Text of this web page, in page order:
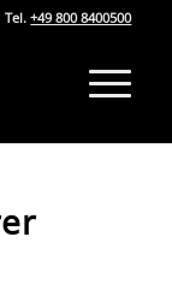
Tel.+49 800 8400500